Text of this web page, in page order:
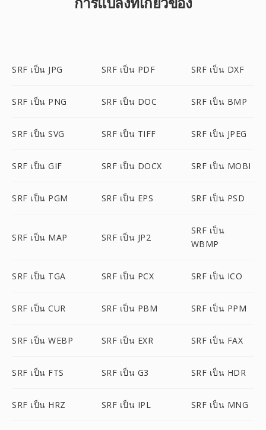
SRF เป็น JPG SRF เป็น PDF SRF เป็น DXF
SRF เป็น PNG SRF เป็น DOC SRF เป็น BMP
SRF เป็น SVG SRF เป็น TIFF SRF เป็น JPEG
SRF เป็น GIF SRF เป็น DOCX SRF เป็น MOBI
SRF เป็น PGM SRF เป็น EPS SRF เป็น PSD
SRF เป็น MAP SRF เป็น JP2
SRF เป็น
WBMP
SRF เป็น TGA SRF เป็น PCX SRF เป็น ICO
SRF เป็น CUR SRF เป็น PBM SRF เป็น PPM
SRF เป็น WEBP SRF เป็น EXR SRF เป็น FAX
SRF เป็น FTS SRF เป็น G3 SRF เป็น HDR
SRF เป็น HRZ SRF เป็น IPL SRF เป็น MNG